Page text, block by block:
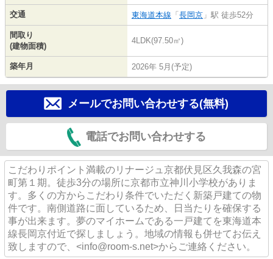
交通 東海道本線 「 長岡京 」駅 徒歩52分
間取り
(建物面積)
4LDK(97.50㎡)
築年月 2026年 5月(予定)
メールでお問い合わせする(無料)
電話でお問い合わせする
こだわりポイント満載のリナージュ京都伏見区久我森の宮
町第１期。徒歩3分の場所に京都市立神川小学校がありま
す。多くの方からこだわり条件でいただく新築戸建ての物
件です。南側道路に面しているため、日当たりを確保する
事が出来ます。夢のマイホームである一戸建てを東海道本
線長岡京付近で探しましょう。地域の情報も併せてお伝え
致しますので、<info@room-s.net>からご連絡ください。